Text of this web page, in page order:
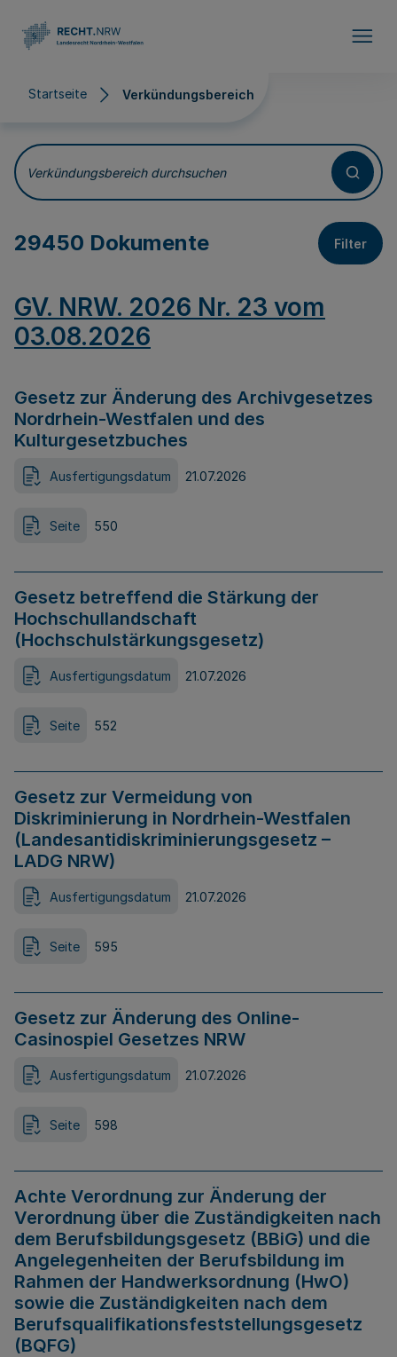
Startseite Verkündungsbereich
Verkündungsbereich
Verkündungsbereich durchsuchen
29450 Dokumente Filter
GV. NRW. 2026 Nr. 23 vom
03.08.2026
Gesetz zur Änderung des Archivgesetzes
Nordrhein-Westfalen und des
Kulturgesetzbuches
Ausfertigungsdatum 21.07.2026
Seite 550
Gesetz betreffend die Stärkung der
Hochschullandschaft
(Hochschulstärkungsgesetz)
Ausfertigungsdatum 21.07.2026
Seite 552
Gesetz zur Vermeidung von
Diskriminierung in Nordrhein-Westfalen
(Landesantidiskriminierungsgesetz –
LADG NRW)
Ausfertigungsdatum 21.07.2026
Seite 595
Gesetz zur Änderung des Online-
Casinospiel Gesetzes NRW
Ausfertigungsdatum 21.07.2026
Seite 598
Achte Verordnung zur Änderung der
Verordnung über die Zuständigkeiten nach
dem Berufsbildungsgesetz (BBiG) und die
Angelegenheiten der Berufsbildung im
Rahmen der Handwerksordnung (HwO)
sowie die Zuständigkeiten nach dem
Berufsqualifikationsfeststellungsgesetz
(BQFG)